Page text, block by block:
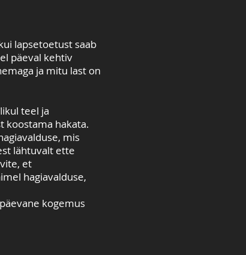
lapsetoetust saab
päeval kehtiv
ja mitu last on
teel ja
koostama hakata.
mis
lähtuvalt ette
et
hagiavalduse,
kogemus